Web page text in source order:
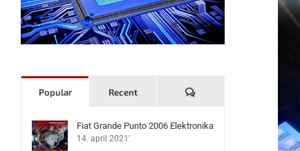
Popular Recent Komentari
Fiat Grande Punto 2006 Elektronika
14. april 2021'